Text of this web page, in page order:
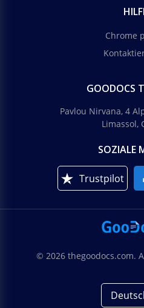
Chrome
GOODOCS
Pavlou Nirvana, 4
Limassol,
SOZIALE
Trustpilot
© 2026 thegoodocs.com.